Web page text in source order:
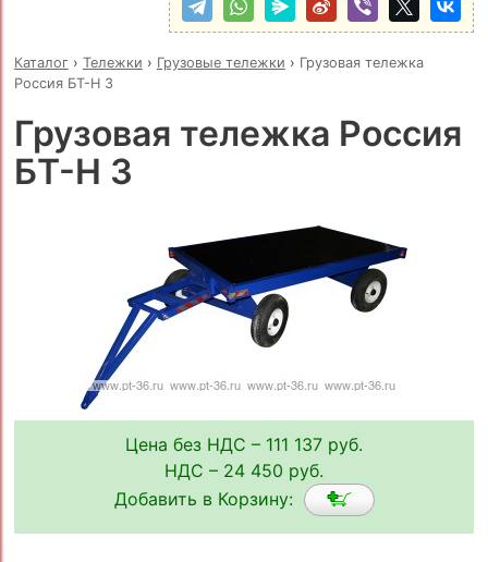
Каталог› Тележки › Грузовые тележки › Грузовая тележка
Россия БТ-Н 3
Грузовая тележка Россия
БТ-Н 3
Цена без НДС – 111 137 руб.
НДС – 24 450 руб.
Добавить в Корзину: